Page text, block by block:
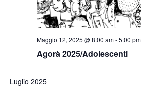
Agorà 2025/Adolescenti
Maggio 12, 2025 @ 8:00 am-5:00 pm
Luglio 2025